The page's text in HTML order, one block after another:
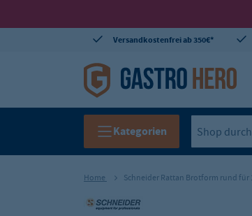
Versandkostenfrei ab 350€*
Kategorien
Home Schneider Rattan Brotform rund für